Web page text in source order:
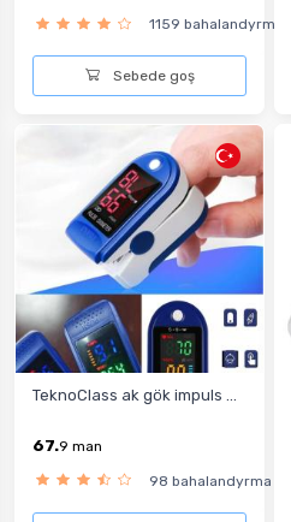
1159 bahalandyrma
Sebede goş
TeknoClass ak gök impuls ...
67.9 man
98 bahalandyrma